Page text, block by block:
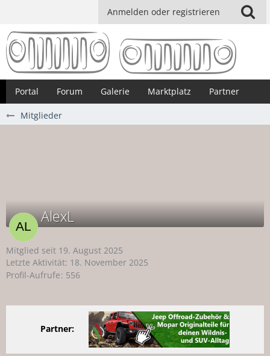
Anmelden oder registrieren
Portal Forum Galerie Marktplatz Partner
Mitglieder
AlexL
Mitglied seit 19. August 2025
Letzte Aktivität: 18. November 2025
Profil-Aufrufe 556
Partner: